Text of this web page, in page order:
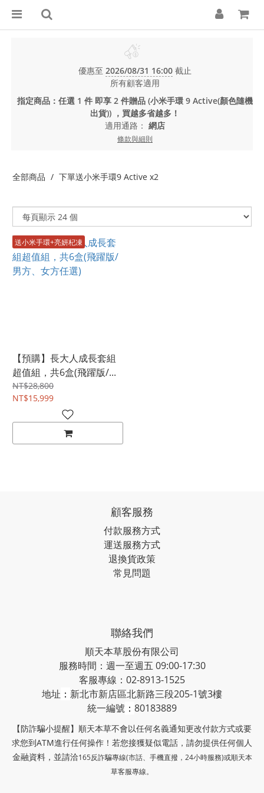
優惠至 2026/08/31 16:00 截止
所有顧客適用
指定商品：任選 1 件 即享 2 件贈品 (小米手環 9 Active(顏色隨機
出貨)) ，買越多省越多！
適用通路： 網店
條款與細則
全部商品 下單送小米手環9 Active x2
送小米手環+亮妍杞凍
【預購】長大人成長套組
超值組，共6盒(飛躍版/...
NT$28,800
NT$15,999
顧客服務
付款服務方式
運送服務方式
退換貨政策
常見問題
聯絡我們
順天本草股份有限公司
服務時間：週一至週五 09:00-17:30
客服專線：02-8913-1525
地址 ： 新北市新店區北新路三段205-1號3樓
統一編號 ： 80183889
【防詐騙小提醒】順天本草不會以任何名義通知更改付款方式或要
求您到ATM進行任何操作！若您接獲疑似電話，請勿提供任何個人
金融資料，並請洽165反詐騙專線(市話、手機直撥，24小時服務)或順天本
草客服專線。